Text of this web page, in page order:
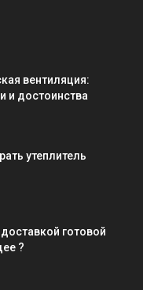
вентиляция:
и достоинства
утеплитель
готовой
?